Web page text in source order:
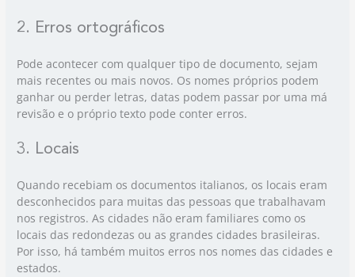
2. Erros ortográficos
Pode acontecer com qualquer tipo de documento, sejam
mais recentes ou mais novos. Os nomes próprios podem
ganhar ou perder letras, datas podem passar por uma má
revisão e o próprio texto pode conter erros.
3. Locais
Quando recebiam os documentos italianos, os locais eram
desconhecidos para muitas das pessoas que trabalhavam
nos registros. As cidades não eram familiares como os
locais das redondezas ou as grandes cidades brasileiras.
Por isso, há também muitos erros nos nomes das cidades e
estados.